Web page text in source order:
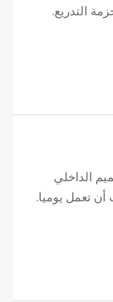
التدريع.
الداخلي
تعمل يوميا.